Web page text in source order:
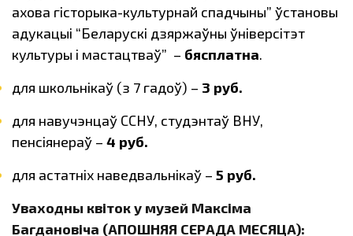
ахова гісторыка-культурнай спадчыны” ўстановы
адукацыі “Беларускі дзяржаўны ўніверсітэт
культуры і мастацтваў” – бясплатна.
для школьнікаў (з 7 гадоў) – 3 руб.
для навучэнцаў ССНУ, студэнтаў ВНУ,
пенсіянераў – 4 руб.
для астатніх наведвальнікаў – 5 руб.
Уваходны квіток у музей Максіма
Багдановіча (АПОШНЯЯ СЕРАДА МЕСЯЦА):